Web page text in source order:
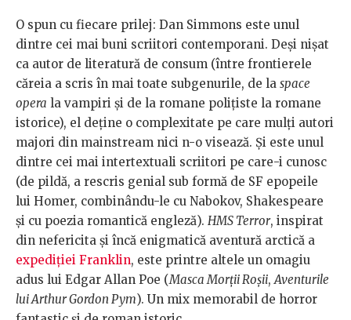
O spun cu fiecare prilej: Dan Simmons este unul
dintre cei mai buni scriitori contemporani. Deși nișat
ca autor de literatură de consum (între frontierele
căreia a scris în mai toate subgenurile, de la space
opera la vampiri și de la romane polițiste la romane
istorice), el deține o complexitate pe care mulți autori
majori din mainstream nici n-o visează. Și este unul
dintre cei mai intertextuali scriitori pe care-i cunosc
(de pildă, a rescris genial sub formă de SF epopeile
lui Homer, combinându-le cu Nabokov, Shakespeare
și cu poezia romantică engleză). HMS Terror, inspirat
din nefericita și încă enigmatică aventură arctică a
expediției Franklin, este printre altele un omagiu
adus lui Edgar Allan Poe (Masca Morții Roșii,Aventurile
lui Arthur Gordon Pym). Un mix memorabil de horror